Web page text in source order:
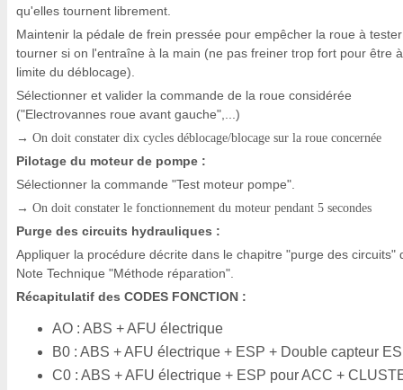
qu'elles tournent librement.
Maintenir la pédale de frein pressée pour empêcher la roue à
tourner si on l'entraîne à la main (ne pas freiner trop fort pour être
limite du déblocage).
Sélectionner et valider la commande de la roue considérée
("Electrovannes roue avant gauche",...)
→ On doit constater dix cycles déblocage/blocage sur la roue concernée
Pilotage du moteur de pompe :
Sélectionner la commande "Test moteur pompe".
→ On doit constater le fonctionnement du moteur pendant 5 secondes
Purge des circuits hydrauliques :
Appliquer la procédure décrite dans le chapitre "purge des circuits"
Note Technique "Méthode réparation".
Récapitulatif des CODES FONCTION :
AO : ABS + AFU électrique
B0 : ABS + AFU électrique + ESP + Double capteur
C0 : ABS + AFU électrique + ESP pour ACC +